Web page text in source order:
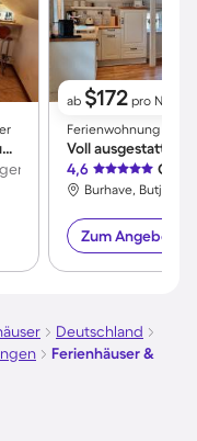
Familienorientiertes Apartment | Hunde erlaubt
ab $172 pro Nacht
Ferienwohnung ∙ 2
4,6
Burhave,
Zum Angebot
Deutschland
Ferienhäuser &